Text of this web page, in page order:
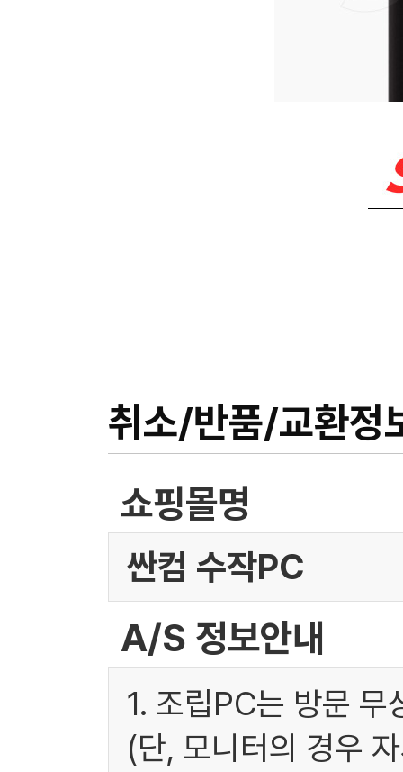
취소/반품/교환정
쇼핑몰명
싼컴 수작PC
A/S 정보안내
1. 조립PC는 방문
(단, 모니터의 경우